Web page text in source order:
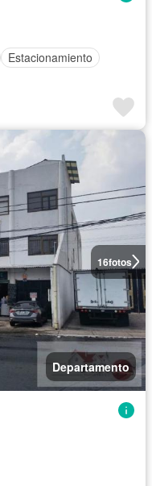
Estacionamiento
16fotos
Departamento